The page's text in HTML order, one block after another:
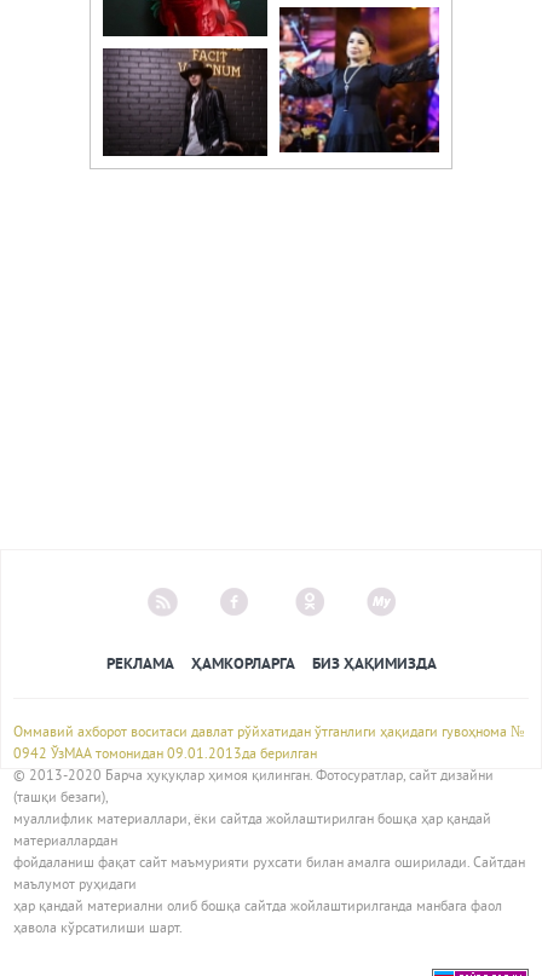
РЕКЛАМА ҲАМКОРЛАРГА БИЗ ҲАҚИМИЗДА
Оммавий ахборот воситаси давлат рўйхатидан ўтганлиги ҳақидаги гувоҳнома №
0942 ЎзМАА томонидан 09.01.2013да берилган
© 2013-2020 Барча ҳуқуқлар ҳимоя қилинган. Фотосуратлар, сайт дизайни
(ташқи безаги),
муаллифлик материаллари, ёки сайтда жойлаштирилган бошқа ҳар қандай
материаллардан
фойдаланиш фақат сайт маъмурияти рухсати билан амалга оширилади. Сайтдан
маълумот руҳидаги
ҳар қандай материални олиб бошқа сайтда жойлаштирилганда манбага фаол
ҳавола кўрсатилиши шарт.